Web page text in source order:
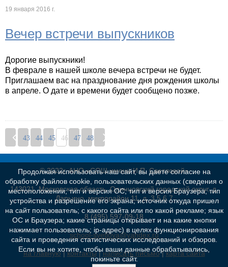
19 января 2016 г.
Вечер встречи выпускников
Дорогие выпускники!
В феврале в нашей школе вечера встречи не будет.
Приглашаем вас на празднование дня рождения школы
в апреле. О дате и времени будет сообщено позже.
43 44 45 46 47 48
© 2022г. АНО «СОШ имени И.П. Светловой»
143021, Московская область, Одинцовский городской округ, д.
Дарьино, микрорайон 11, д. 3,5,6,7
8 (495) 597-09-18
school-svetlova@yandex.ru
на главную|контакты|написать письмо|карта сайта
Продолжая использовать наш сайт, вы даете согласие на
обработку файлов cookie, пользовательских данных (сведения о
местоположении; тип и версия ОС; тип и версия Браузера; тип
устройства и разрешение его экрана; источник откуда пришел
на сайт пользователь; с какого сайта или по какой рекламе; язык
ОС и Браузера; какие страницы открывает и на какие кнопки
нажимает пользователь; ip-адрес) в целях функционирования
сайта и проведения статистических исследований и обзоров.
Если вы не хотите, чтобы ваши данные обрабатывались,
покиньте сайт.